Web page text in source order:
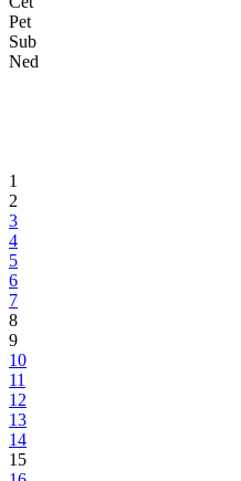
Delegacija Univerziteta Akdeniz
obrazovanje, mlade, nauku,